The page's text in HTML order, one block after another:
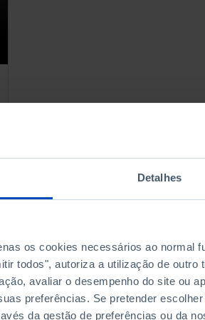
Detalhes
os cookies necessários ao normal
todos", autoriza a utilização de
avaliar o desempenho do site ou
preferências. Se pretender
da gestão de preferências ou da